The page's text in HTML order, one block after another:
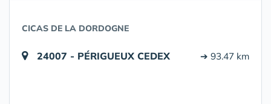
CICAS DE LA DORDOGNE
24007 - PÉRIGUEUX CEDEX ➔ 93.47 km